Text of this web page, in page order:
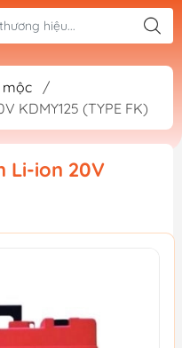
mộc
/
KDMY125 (TYPE FK)
Li-ion 20V